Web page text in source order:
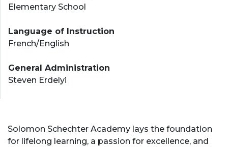
Elementary School
Language of Instruction
French/English
General Administration
Steven Erdelyi
Solomon Schechter Academy lays the foundation
for lifelong learning, a passion for excellence, and